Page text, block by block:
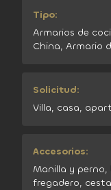
Tipo:
Armarios de
China, Armario
Solicitud:
Villa, casa,
Accesorios:
Manilla y perno,
fregadero,